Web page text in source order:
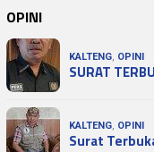
OPINI
KALTENG, OPINI
SURAT
KALTENG, OPINI
Surat